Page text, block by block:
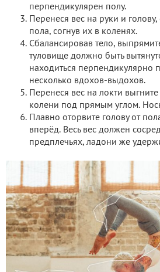
перпендикулярен полу.
Перенеся вес на руки и
пола, согнув их в коленях.
Сбалансировав тело,
туловище должно быть
находиться перпендикулярно
несколько вдохов-выдохов.
Перенеся вес на локти
колени под прямым углом.
Плавно оторвите голову от
вперёд. Весь вес должен
предплечьях, ладони же